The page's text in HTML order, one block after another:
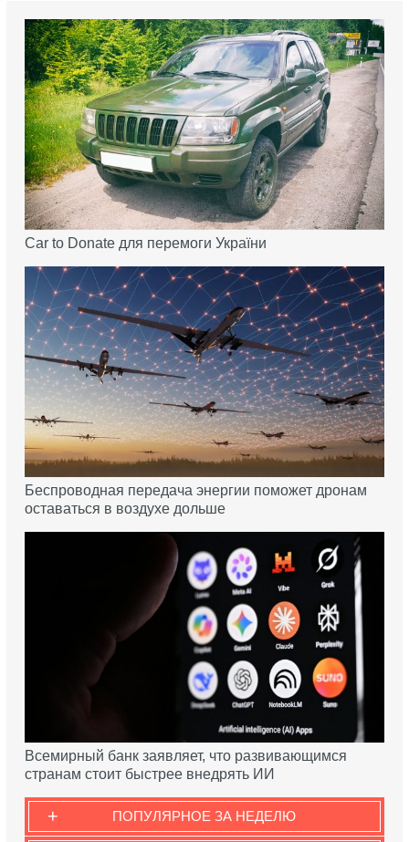
Car to Donate для перемоги України
Беспроводная передача энергии поможет дронам
оставаться в воздухе дольше
Всемирный банк заявляет, что развивающимся
странам стоит быстрее внедрять ИИ
ПОПУЛЯРНОЕ ЗА НЕДЕЛЮ
+